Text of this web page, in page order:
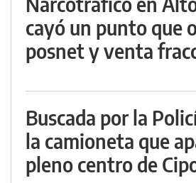
cayó un punto que
posnet y venta
Buscada por la
la camioneta que
pleno centro de